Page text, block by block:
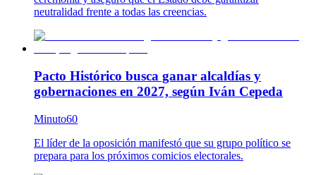
neutralidad frente a todas las creencias.
Pacto Histórico busca ganar alcaldías y
gobernaciones en 2027, según Iván Cepeda
Minuto60
El líder de la oposición manifestó que su grupo político se
prepara para los próximos comicios electorales.